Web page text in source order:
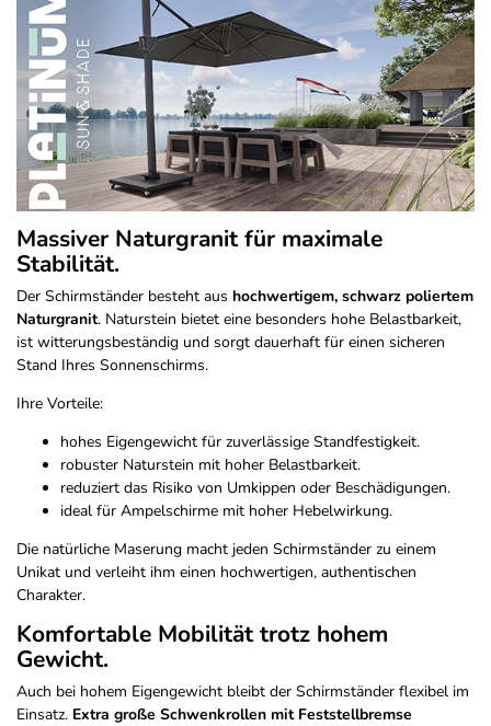
Massiver Naturgranit für maximale
Stabilität.
Der Schirmständer besteht aus hochwertigem, schwarz poliertem
Naturgranit. Naturstein bietet eine besonders hohe Belastbarkeit,
ist witterungsbeständig und sorgt dauerhaft für einen sicheren
Stand Ihres Sonnenschirms.
Ihre Vorteile:
hohes Eigengewicht für zuverlässige Standfestigkeit.
robuster Naturstein mit hoher Belastbarkeit.
reduziert das Risiko von Umkippen oder Beschädigungen.
ideal für Ampelschirme mit hoher Hebelwirkung.
Die natürliche Maserung macht jeden Schirmständer zu einem
Unikat und verleiht ihm einen hochwertigen, authentischen
Charakter.
Komfortable Mobilität trotz hohem
Gewicht.
Auch bei hohem Eigengewicht bleibt der Schirmständer flexibel im
Einsatz. Extra große Schwenkrollen mit Feststellbremse